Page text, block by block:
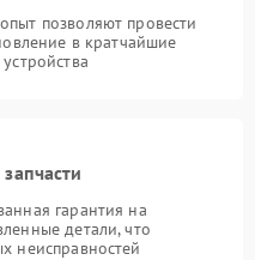
позволяют провести
в кратчайшие
гарантия на
детали, что
неисправностей